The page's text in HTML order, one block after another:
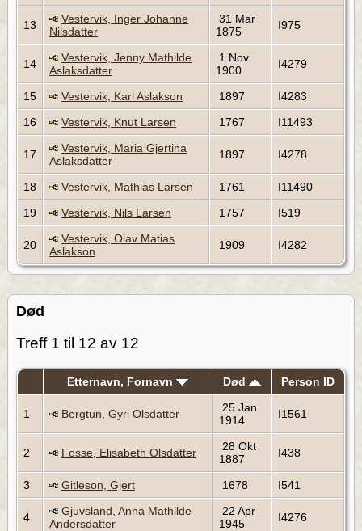
13
Vestervik, Inger Johanne
Nilsdatter
31 Mar
1875
I975
14
Vestervik, Jenny Mathilde
Aslaksdatter
1 Nov
1900
I4279
15 Vestervik, Karl Aslakson 1897
I4283
16
Vestervik, Knut Larsen 1767 I11493
17
Vestervik, Maria Gjertina
Aslaksdatter
1897 I4278
18 Vestervik, Mathias Larsen 1761
I11490
19
Vestervik, Nils Larsen 1757 I519
20
Vestervik, Olav Matias
Aslakson
1909 I4282
Død
Treff 1 til 12 av 12
Etternavn, Fornavn Død Person ID
1 Bergtun, Gyri Olsdatter
25 Jan
1914
I1561
2 Fosse, Elisabeth Olsdatter
28 Okt
1887
I438
3 Gitleson, Gjert 1678 I541
4
Gjuvsland, Anna Mathilde
Andersdatter
22 Apr
1945
I4276